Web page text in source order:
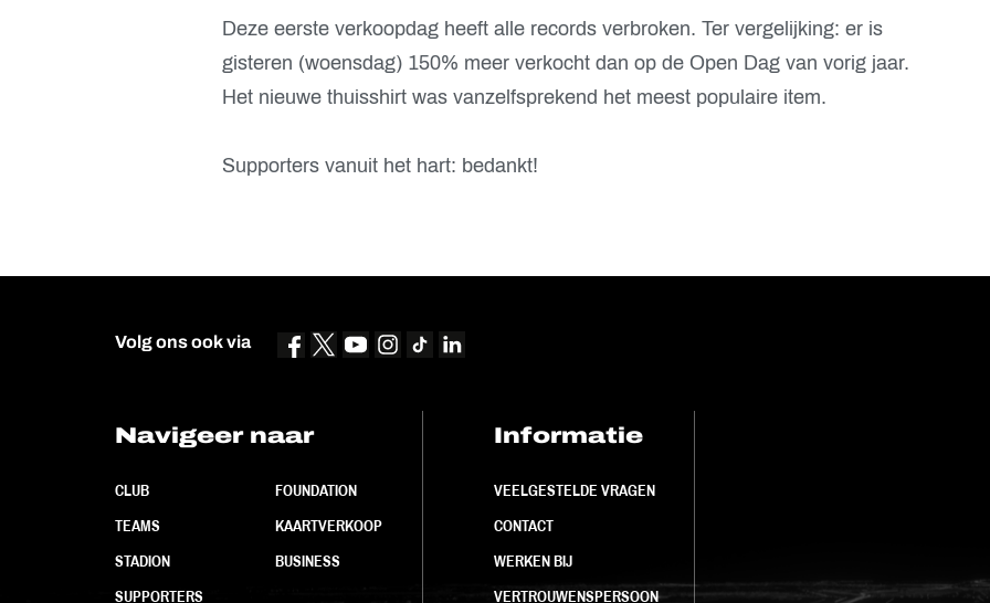
Deze eerste verkoopdag heeft alle records verbroken. Ter vergelijking: er is
gisteren (woensdag) 150% meer verkocht dan op de Open Dag van vorig jaar.
Het nieuwe thuisshirt was vanzelfsprekend het meest populaire item.
Supporters vanuit het hart: bedankt!
Volg ons ook via
Navigeer naar
CLUB
TEAMS
STADION
SUPPORTERS
FOUNDATION
KAARTVERKOOP
BUSINESS
Informatie
VEELGESTELDE VRAGEN
CONTACT
WERKEN BIJ
VERTROUWENSPERSOON